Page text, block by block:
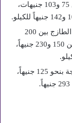
الفراخ البلدي: سجلت في المزرعة ما بين 75 و103 جنيهات،
مشتقات الدواجن: سجل سعر كيلو البانيه الطازج بين 200
و240 جنيهاً، بينما تراوحت صدور الدجاج بين 150 و230 جنيهاً،
الدجاج الكامل: تباع الفرخة الكاملة الطازجة بنحو 125 جنيهاً،